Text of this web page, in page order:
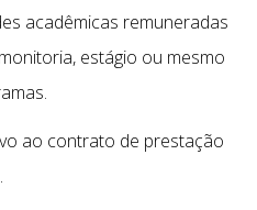
acadêmicas remuneradas
estágio ou mesmo
ao contrato de prestação